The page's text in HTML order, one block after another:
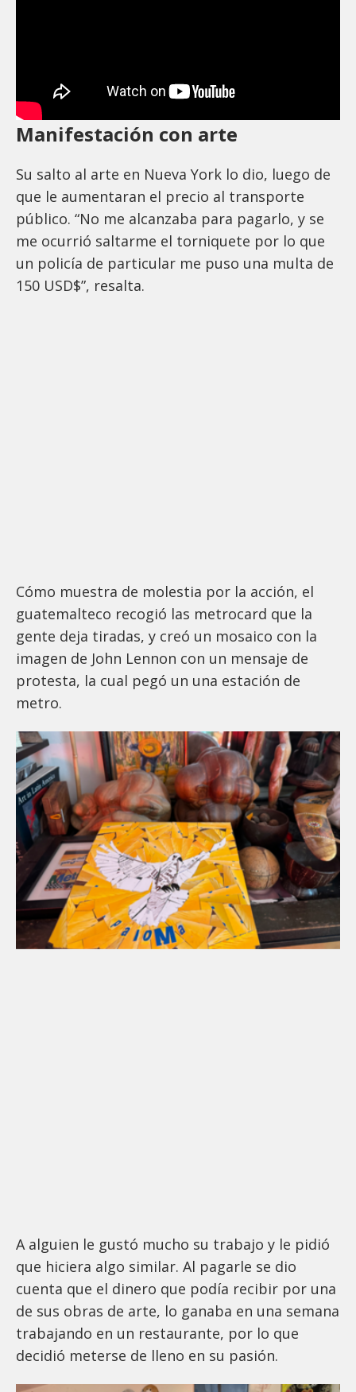
Manifestación con arte
Su salto al arte en Nueva York lo dio, luego de
que le aumentaran el precio al transporte
público. “No me alcanzaba para pagarlo, y se
me ocurrió saltarme el torniquete por lo que
un policía de particular me puso una multa de
150 USD$”, resalta.
Cómo muestra de molestia por la acción, el
guatemalteco recogió las metrocard que la
gente deja tiradas, y creó un mosaico con la
imagen de John Lennon con un mensaje de
protesta, la cual pegó un una estación de
metro.
A alguien le gustó mucho su trabajo y le pidió
que hiciera algo similar. Al pagarle se dio
cuenta que el dinero que podía recibir por una
de sus obras de arte, lo ganaba en una semana
trabajando en un restaurante, por lo que
decidió meterse de lleno en su pasión.